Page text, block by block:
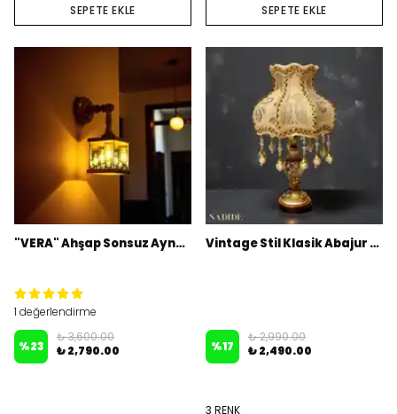
SEPETE EKLE SEPETE EKLE
"VERA" Ahşap Sonsuz Aynalı Aplik - Duvar Lambası
1 değerlendirme
%23
₺ 3,600.00
₺ 2,790.00
Vintage Stil Klasik Abajur – Püsküllü ve Desenli Kumaş Şapka, Dekoratif Masa Lambası
%17
₺ 2,990.00
₺ 2,490.00
3 RENK